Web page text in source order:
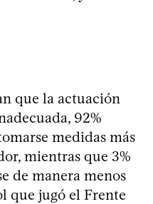
que la actuación
92%
medidas más
mientras que 3%
de manera menos
que jugó el Frente